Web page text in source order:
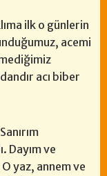
ilk o günlerin
acemi
acı biber
Dayım ve
yaz, annem ve